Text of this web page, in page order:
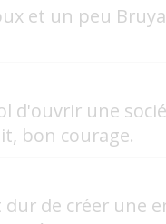
et un peu
d'ouvrir une
bon courage.
dur de créer une